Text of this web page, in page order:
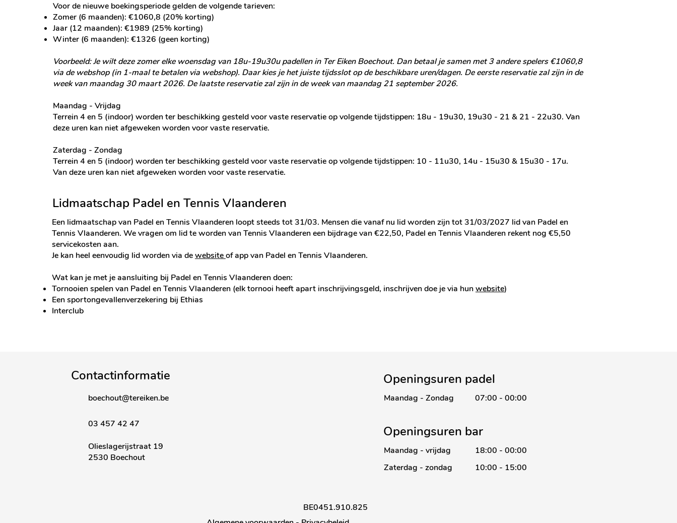
Voor de nieuwe boekingsperiode gelden de volgende tarieven:
Zomer (6 maanden): €1060,8 (20% korting)
Jaar (12 maanden): €1989 (25% korting)
Winter (6 maanden): €1326 (geen korting)
Voorbeeld: ​Je wilt deze zomer elke woensdag van 18u-19u30u padellen in Ter Eiken Boechout. Dan betaal je samen met 3 andere spelers €1060,8
via de webshop (in 1-maal te betalen via webshop). Daar kies je het juiste tijdsslot op de beschikbare uren/dagen. De eerste reservatie zal zijn in de
week van maandag 30 maart 2026. De laatste reservatie zal zijn in de week van maandag 21 september 2026.
Maandag - Vrijdag
Terrein 4 en 5 (indoor) worden ter beschikking gesteld voor vaste reservatie op volgende tijdstippen: 18u - 19u30, 19u30 - 21 & 21 - 22u30. Van
deze uren kan niet afgeweken worden voor vaste reservatie.
Zaterdag - Zondag
Terrein 4 en 5 (indoor) worden ter beschikking gesteld voor vaste reservatie op volgende tijdstippen: 10 - 11u30, 14u - 15u30 & 15u30 - 17u.
Van deze uren kan niet afgeweken worden voor vaste reservatie.
Lidmaatschap Padel en Tennis Vlaanderen
Een lidmaatschap van Padel en Tennis Vlaanderen loopt steeds tot 31/03. Mensen die vanaf nu lid worden zijn tot 31/03/2027 lid van Padel en
Tennis Vlaanderen. We vragen om lid te worden van Tennis Vlaanderen een bijdrage van €22,50, Padel en Tennis Vlaanderen rekent nog €5,50
servicekosten aan.
Je kan heel eenvoudig lid worden via dewebsiteof app van Padel en Tennis Vlaanderen.
Wat kan je met je aansluiting bij Padel en Tennis Vlaanderen doen:​
Tornooien spelen van Padel en Tennis Vlaanderen (elk tornooi heeft apart inschrijvingsgeld, inschrijven doe je via hunwebsite)
Een sportongevallenverzekering bij Ethias
Interclub
BE0451.910.825
Contactinformatie
boechout@tereiken.be
03 457 42 47
Olieslagerijstraat 19
2530 Boechout
Openingsuren padel
Maandag - Zondag 07:00 - 00:00
18:00 - 00:00
Openingsuren bar
Maandag - vrijdag
Zaterdag - zondag
10:00 - 15:00